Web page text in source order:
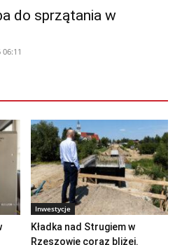
do sprzątania w
Inwestycje
Kładka nad Strugiem w
Rzeszowie coraz bliżej.